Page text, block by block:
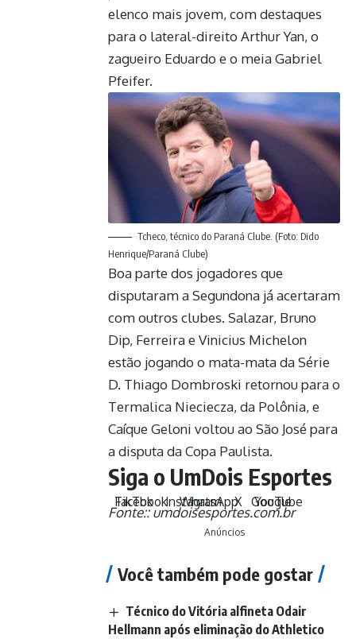
elenco mais jovem, com destaques
para o lateral-direito Arthur Yan, o
zagueiro Eduardo e o meia Gabriel
Pfeifer.
Tcheco, técnico do Paraná Clube. (Foto: Dido
Henrique/Paraná Clube)
Boa parte dos jogadores que
disputaram a Segundona já acertaram
com outros clubes. Salazar, Bruno
Dip, Ferreira e Vinicius Michelon
estão jogando o mata-mata da Série
D. Thiago Dombroski retornou para o
Termalica Nieciecza, da Polônia, e
Caíque Geloni voltou ao São José para
a disputa da Copa Paulista.
Siga o UmDois Esportes
TikTok Instagram X YouTube
Facebook WhatsApp Google
Fonte::umdoisesportes.com.br
Anúncios
Você também pode gostar
Técnico do Vitória alfineta Odair
Hellmann após eliminação do Athletico